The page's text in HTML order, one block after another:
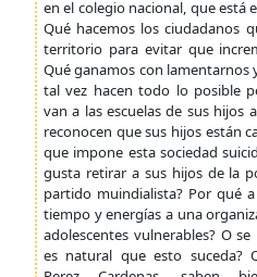
en el colegio nacional, que está
Qué hacemos los ciudadanos
territorio para evitar que
Qué ganamos con lamentarnos
tal vez hacen todo lo posible
van a las escuelas de sus hijos
reconocen que sus hijos están
que impone esta sociedad
gusta retirar a sus hijos de la
partido muindialista? Por qué
tiempo y energías a una
adolescentes vulnerables? O
es natural que esto suceda?